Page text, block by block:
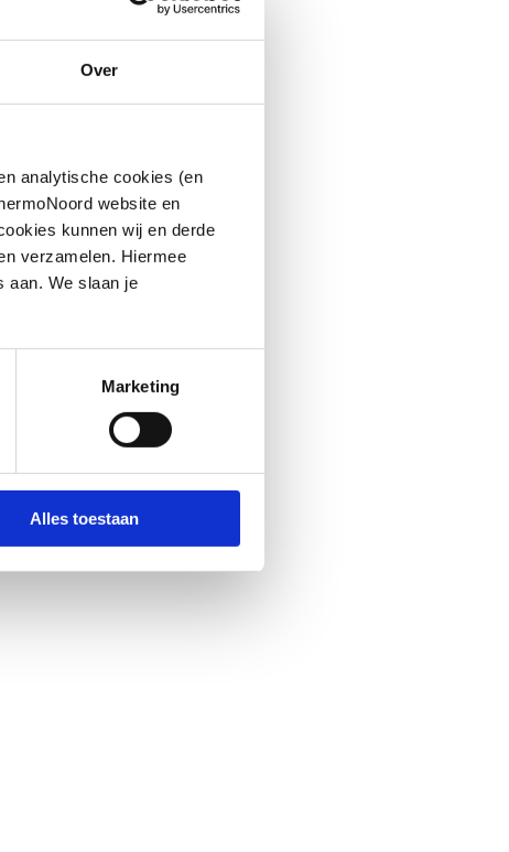
Over
analytische cookies (en
website en
kunnen wij en derde
verzamelen. Hiermee
aan. We slaan je
Marketing
Alles toestaan